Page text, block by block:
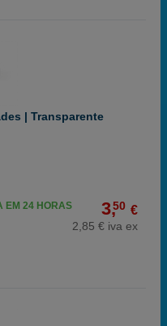
| Transparente
3,50 €
2,85 € iva ex
EM 24 HORAS